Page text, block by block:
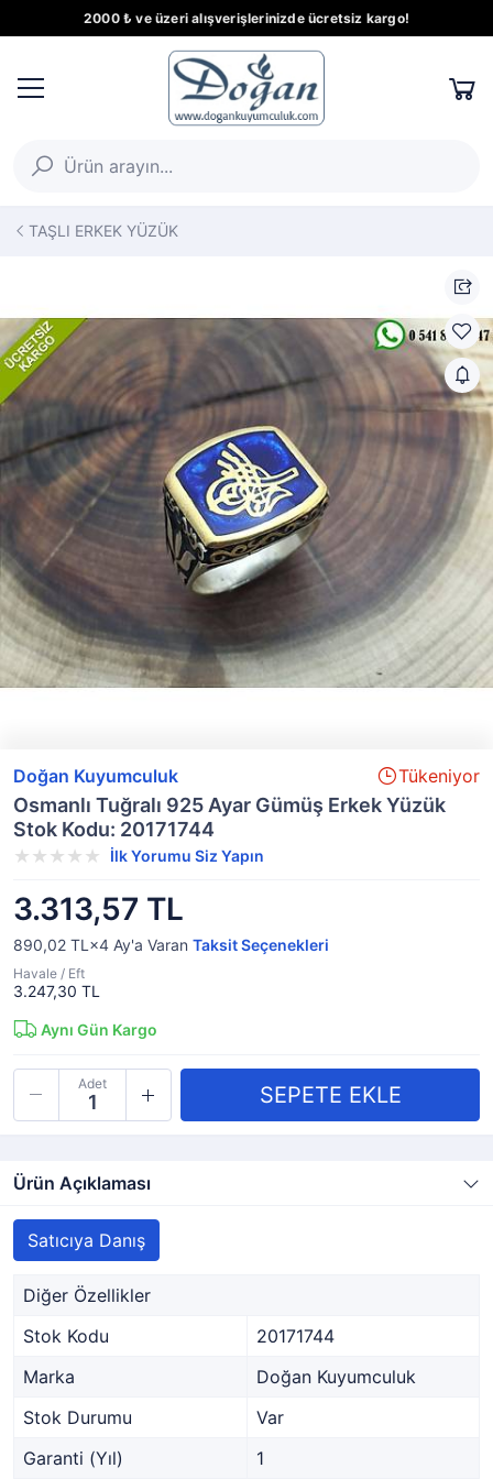
2000 ₺ ve üzeri alışverişlerinizde ücretsiz kargo!
TAŞLI ERKEK YÜZÜK
Doğan Kuyumculuk Tükeniyor
Osmanlı Tuğralı 925 Ayar Gümüş Erkek Yüzük
Stok Kodu: 20171744
İlk Yorumu Siz Yapın
3.313,57 TL
890,02 TL×4 Ay'a Varan Taksit Seçenekleri
Havale / Eft
3.247,30 TL
Aynı Gün Kargo
Adet
Ürün Açıklaması
Satıcıya Danış
Diğer Özellikler
Stok Kodu
20171744
Marka
Doğan Kuyumculuk
Stok Durumu
Var
Garanti (Yıl)
1